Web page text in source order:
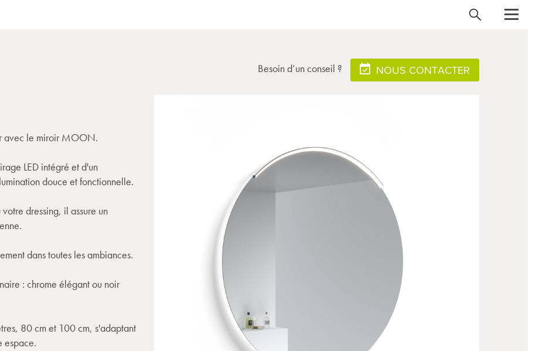
Besoin d’un conseil ? NOUS CONTACTER
avec le miroir MOON.
LED intégré et d'un
douce et fonctionnelle.
dressing, il assure un
dans toutes les ambiances.
: chrome élégant ou noir
80 cm et 100 cm, s'adaptant
espace.